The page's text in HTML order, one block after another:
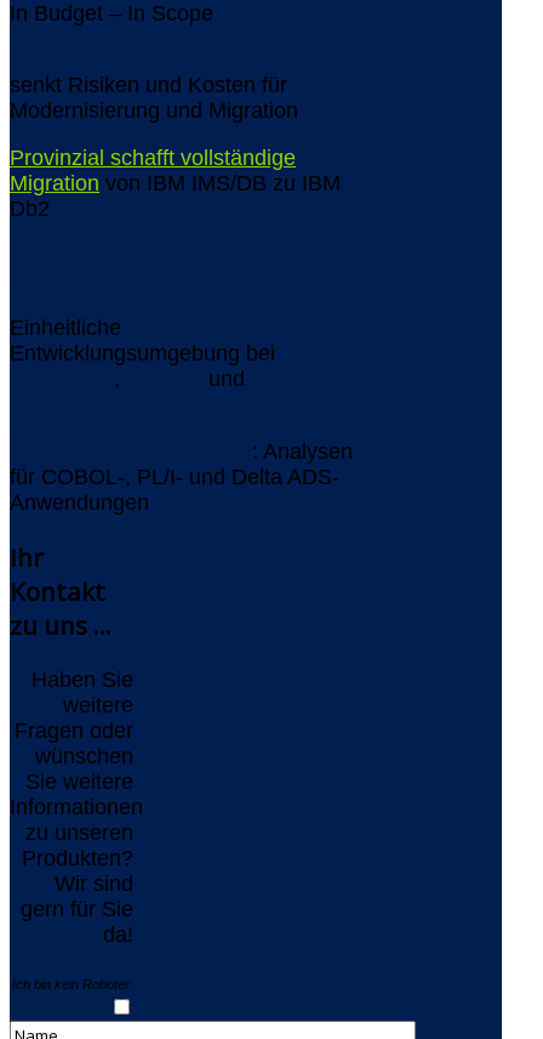
In Budget – In Scope
senkt Risiken und Kosten für
Modernisierung und Migration
Provinzial schafft vollständige
Migration von IBM IMS/DB zu IBM
Db2
Einheitliche
Entwicklungsumgebung bei
, und
: Analysen
für COBOL-, PL/I- und Delta ADS-
Anwendungen
Ihr
Kontakt
zu uns ...
Haben Sie
weitere
Fragen oder
wünschen
Sie weitere
Informationen
zu unseren
Produkten?
Wir sind
gern für Sie
da!
Ich bin kein Roboter: